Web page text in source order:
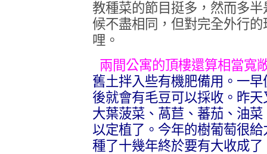
教種菜的節目挺多，然而多
候不盡相同，但對完全外行
哩。
兩間公寓的頂樓還算相當寬
舊土拌入些有機肥備用。一
後就會有毛豆可以採收。昨
大葉菠菜、萵苣、蕃茄、油
以定植了。今年的樹葡萄很
種了十幾年終於要有大收成